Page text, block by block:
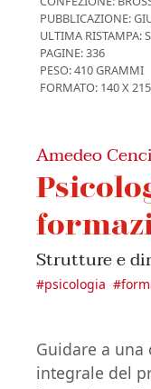
PUBBLICAZIONE:
ULTIMA RISTAMPA:
PAGINE: 336
PESO: 410 GRAMMI
FORMATO: 140 X 215
Amedeo
Strutture e
#psicologia #
Guidare a una
integrale del